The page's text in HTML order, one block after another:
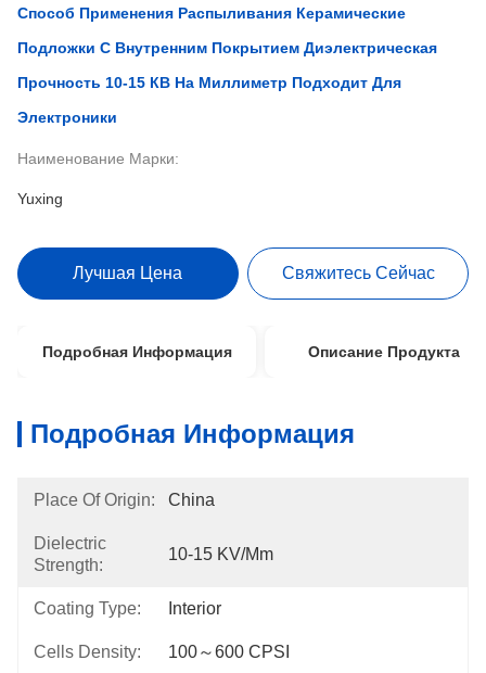
Способ Применения Распыливания Керамические
Подложки С Внутренним Покрытием Диэлектрическая
Прочность 10-15 КВ На Миллиметр Подходит Для
Электроники
Наименование Марки:
Yuxing
Лучшая Цена Свяжитесь Сейчас
Подробная Информация Описание Продукта
Подробная Информация
Place Of Origin: China
Dielectric
Strength:
10-15 KV/mm
Coating Type: Interior
Cells Density: 100～600 CPSI